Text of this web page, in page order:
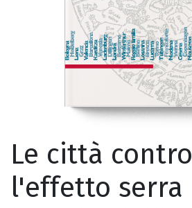
Le città contro
l'effetto serra